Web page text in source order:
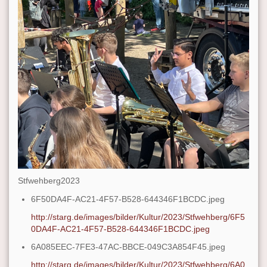
Stfwehberg2023
6F50DA4F-AC21-4F57-B528-644346F1BCDC.jpeg
http://starg.de/images/bilder/Kultur/2023/Stfwehberg/6F5
0DA4F-AC21-4F57-B528-644346F1BCDC.jpeg
6A085EEC-7FE3-47AC-BBCE-049C3A854F45.jpeg
http://starg.de/images/bilder/Kultur/2023/Stfwehberg/6A0